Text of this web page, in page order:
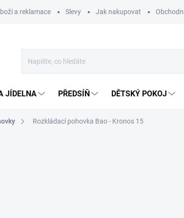
a reklamace Slevy Jak nakupovat
JÍDELNA PŘEDSÍŇ DĚTSKÝ POKOJ
Rozkládací pohovka Bao - Kronos 15